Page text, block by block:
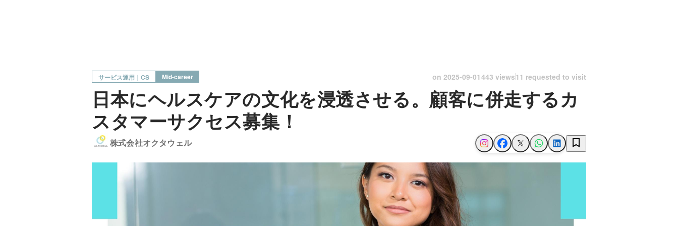
サービス運用｜CS Mid-career on 2025-09-01 443 views11 requested to visit
日本にヘルスケアの文化を浸透させる。顧客に併走するカ
スタマーサクセス募集！
株式会社オクタウェル